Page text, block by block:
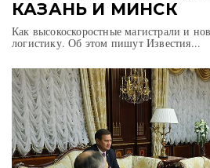
КАЗАНЬ И МИНСК
Как высокоскоростные магистрали и
логистику. Об этом пишут Известия...